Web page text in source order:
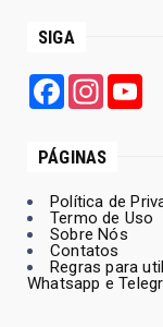
SIGA
Facebook
PÁGINAS
Política de
Termo de Uso
Sobre Nós
Contatos
Regras para
Whatsapp e